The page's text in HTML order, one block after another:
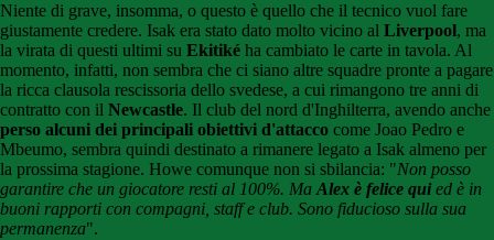
Niente di grave, insomma, o questo è quello che il tecnico vuol fare
giustamente credere. Isak era stato dato molto vicino al Liverpool, ma
la virata di questi ultimi su Ekitiké ha cambiato le carte in tavola. Al
momento, infatti, non sembra che ci siano altre squadre pronte a pagare
la ricca clausola rescissoria dello svedese, a cui rimangono tre anni di
contratto con il Newcastle. Il club del nord d'Inghilterra, avendo anche
perso alcuni dei principali obiettivi d'attacco come Joao Pedro e
Mbeumo, sembra quindi destinato a rimanere legato a Isak almeno per
la prossima stagione. Howe comunque non si sbilancia: "Non posso
garantire che un giocatore resti al 100%. Ma Alex è felice quied è in
buoni rapporti con compagni, staff e club. Sono fiducioso sulla sua
permanenza".